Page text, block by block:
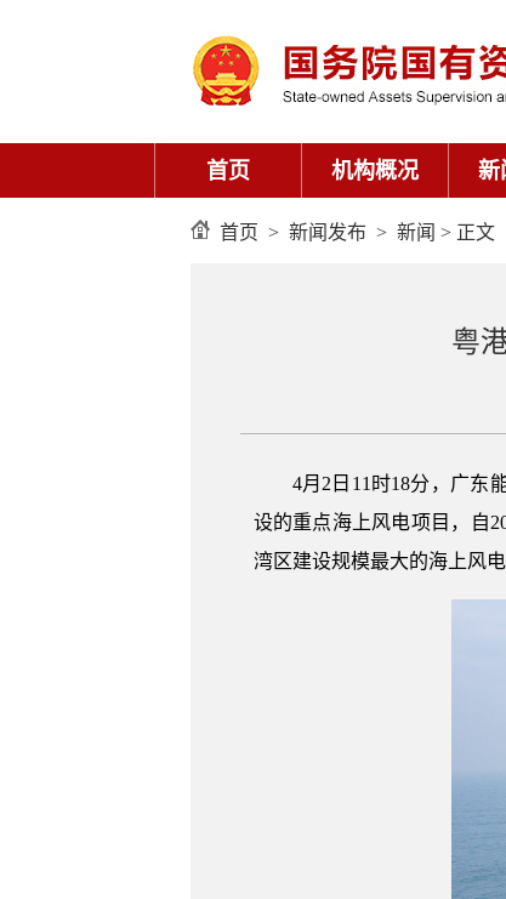
首页 机构概况 新
首页 > 新闻发布 > 新闻 > 正文
粤
4月2日11时18分，广东
设的重点海上风电项目，自
湾区建设规模最大的海上风电